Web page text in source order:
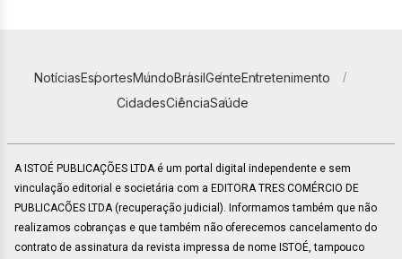
NotíciasEsportesMundoBrasilGenteEntretenimento
CidadesCiênciaSaúde
A ISTOÉ PUBLICAÇÕES LTDA é um portal digital independente e sem
vinculação editorial e societária com a EDITORA TRES COMÉRCIO DE
PUBLICACÕES LTDA (recuperação judicial). Informamos também que não
realizamos cobranças e que também não oferecemos cancelamento do
contrato de assinatura da revista impressa de nome ISTOÉ, tampouco